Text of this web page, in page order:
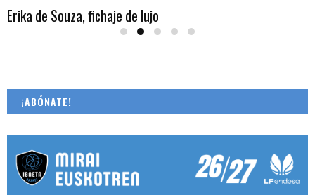
Erika de Souza, fichaje de lujo
¡ABÓNATE!